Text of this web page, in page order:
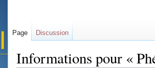
Informations pour «
Page Discussion